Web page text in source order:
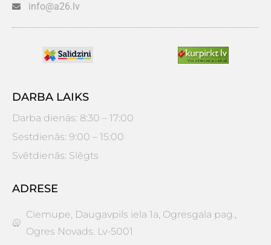
info@a26.lv
DARBA LAIKS
Darba dienās: 8:30 – 17:00
Sestdienās: 9:00 – 15:00
Svētdienās: Slēgts
ADRESE
Ciemupe, Daugavpils iela 1a, Ogresgala pag.,
Ogres Novads. Lv-5001